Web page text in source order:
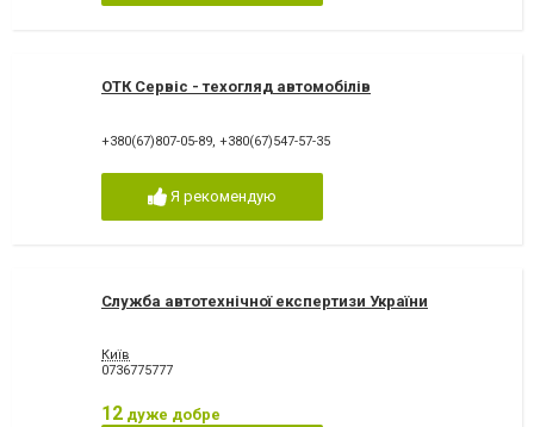
ОТК Сервіс - техогляд автомобілів
+380(67)807-05-89, +380(67)547-57-35
Я рекомендую
Служба автотехнічної експертизи України
Київ
0736775777
12 дуже добре